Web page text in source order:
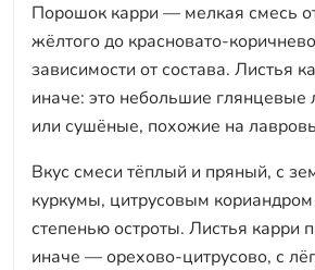
Порошок карри — мелкая смесь
жёлтого до красновато-
зависимости от состава. Листья
иначе: это небольшие глянцевые
или сушёные, похожие на
Вкус смеси тёплый и пряный, с
куркумы, цитрусовым
степенью остроты. Листья карри
иначе — орехово-цитрусово, с